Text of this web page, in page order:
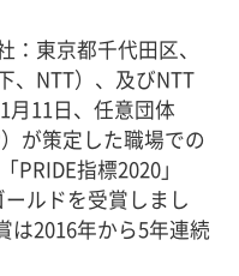
東京都千代田区、
、NTT）、及びNTT
月11日、任意団体
が策定した職場での
指標2020」
ルドを受賞しまし
は2016年から5年連続